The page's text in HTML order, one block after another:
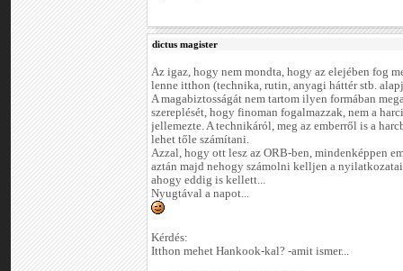
dictus magister
Az igaz, hogy nem mondta, hogy az elejében fog
lenne itthon (technika, rutin, anyagi háttér stb.
A magabiztosságát nem tartom ilyen formában
szereplését, hogy finoman fogalmazzak, nem a
jellemezte. A technikáról, meg az emberről is a
lehet tőle számítani.
Azzal, hogy ott lesz az ORB-ben, mindenképpen
aztán majd nehogy számolni kelljen a
ahogy eddig is kellett...
Nyugtával a napot...
Kérdés:
Itthon mehet Hankook-kal? -amit ismer...